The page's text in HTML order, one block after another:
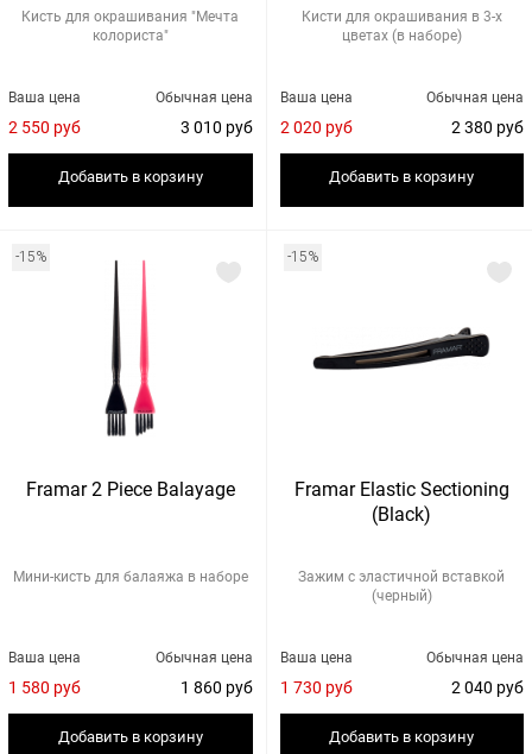
Кисть для окрашивания "Мечта
колориста"
Обычная цена
3 010 руб
Ваша цена
2 550 руб
Добавить в корзину
Кисти для окрашивания в 3-х
цветах (в наборе)
Обычная цена
2 380 руб
Ваша цена
2 020 руб
Добавить в корзину
-15%
Framar 2 Piece Balayage
Мини-кисть для балаяжа в наборе
Обычная цена
1 860 руб
Ваша цена
1 580 руб
Добавить в корзину
-15%
Framar Elastic Sectioning
(Black)
Зажим с эластичной вставкой
(черный)
Обычная цена
2 040 руб
Ваша цена
1 730 руб
Добавить в корзину